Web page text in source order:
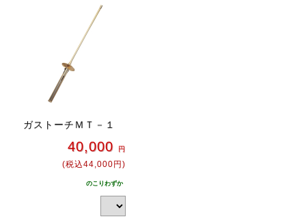
ガストーチＭＴ－１
40,000 円
(税込44,000円)
のこりわずか